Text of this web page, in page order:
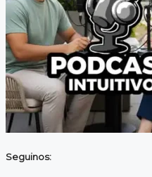
Seguinos: